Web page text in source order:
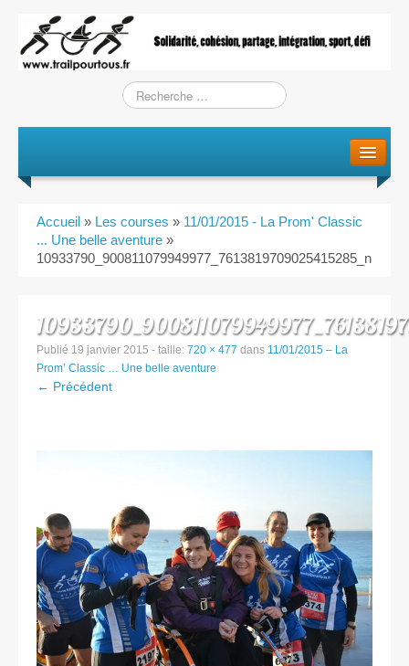
L’Association
Training / Courses
Entraînements
On parle de nous
Partenaires & remerciements
Partenaires
Remerciements
Accueil » Les courses » 11/01/2015 - La Prom' Classic
... Une belle aventure »
10933790_900811079949977_7613819709025415285_n
Publié 19 janvier 2015 - taille: 720 × 477 dans 11/01/2015 – La
Prom’ Classic … Une belle aventure
← Précédent